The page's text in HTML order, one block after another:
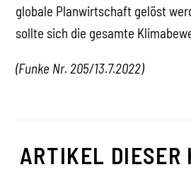
globale Planwirtschaft gelöst
sollte sich die gesamte
(Funke Nr. 205/13.7.2022)
ARTIKEL DIESER